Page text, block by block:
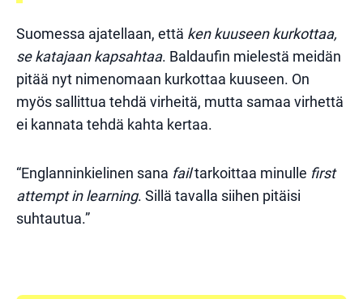
Suomessa ajatellaan, että ken kuuseen kurkottaa,
se katajaan kapsahtaa. Baldaufin mielestä meidän
pitää nyt nimenomaan kurkottaa kuuseen. On
myös sallittua tehdä virheitä, mutta samaa virhettä
ei kannata tehdä kahta kertaa.
“Englanninkielinen sana failtarkoittaa minulle first
attempt in learning. Sillä tavalla siihen pitäisi
suhtautua.”